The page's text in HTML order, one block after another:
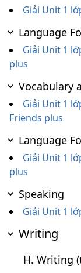
Giải Unit 1
Language
Giải Unit 1
plus
Vocabulary
Giải Unit 1
Friends plus
Language
Giải Unit 1
plus
Speaking
Giải Unit 1
Writing
H. Writing